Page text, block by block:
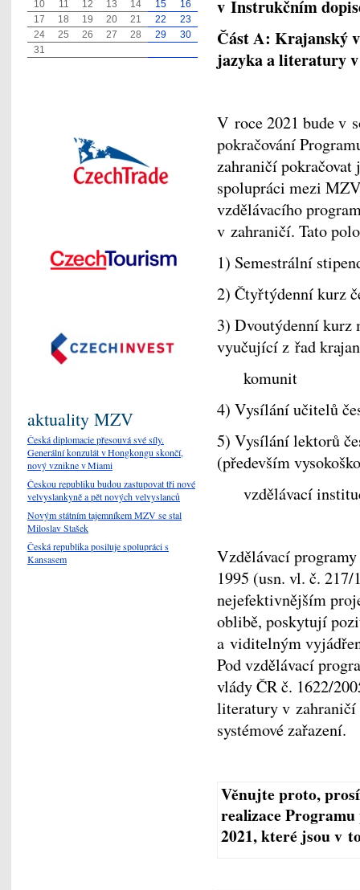
v Instrukčním
Část A: Krajanský
jazyka a literatury
V roce 2021 bude v
pokračování
zahraničí
spolupráci mezi
vzdělávacího
v zahraničí. Tato
1) Semestrální
2) Čtyřtýdenní kurz
3) Dvoutýdenní kurz
vyučující z řad
komunit
4) Vysílání učitelů
5) Vysílání lektorů
(především
vzdělávací
Vzdělávací
1995 (usn. vl. č.
nejefektivnějším
oblibě, poskytují
a viditelným
Pod vzdělávací
vlády ČR č. 1622/
literatury v zahraničí
systémové zařazení.
Věnujte proto,
realizace
2021, které jsou v
10
11 12 13 14 15
16
17
18 19 20 21 22
23
24
25 26 27 28 29
30
31
aktuality MZV
Česká diplomacie přesouvá své síly.
Generální konzulát v Hongkongu skončí,
nový vznikne v Miami
Českou republiku budou zastupovat tři nové
velvyslankyně a pět nových velvyslanců
Novým státním tajemníkem MZV se stal
Miloslav Stašek
Česká republika posiluje spolupráci s
Kansasem